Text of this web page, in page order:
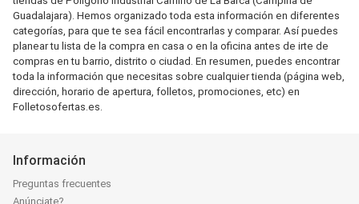
Guadalajara). Hemos organizado toda esta información en diferentes
categorías, para que te sea fácil encontrarlas y comparar. Así puedes
planear tu lista de la compra en casa o en la oficina antes de irte de
compras en tu barrio, distrito o ciudad. En resumen, puedes encontrar
toda la información que necesitas sobre cualquier tienda (página web,
dirección, horario de apertura, folletos, promociones, etc) en
Folletosofertas.es.
Información
Preguntas frecuentes
Anúnciate?